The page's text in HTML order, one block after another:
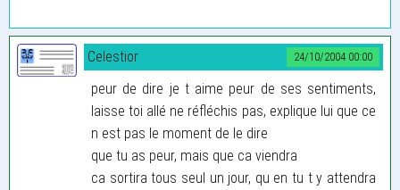
24/10/2004 00:00
Celestior
peur de dire je t aime peur de ses sentiments,
laisse toi allé ne réfléchis pas, explique lui que ce
n est pas le moment de le dire
que tu as peur, mais que ca viendra
ca sortira tous seul un jour, qu en tu t y attendra